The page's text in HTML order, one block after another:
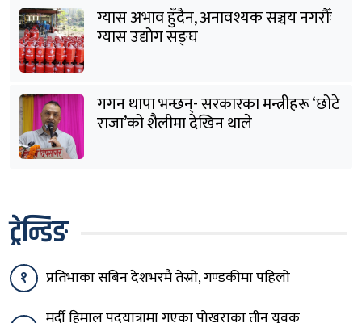
ग्यास अभाव हुँदैन, अनावश्यक सञ्चय नगरौँः
ग्यास उद्योग सङ्घ
गगन थापा भन्छन्- सरकारका मन्त्रीहरू ‘छोटे
राजा’को शैलीमा देखिन थाले
ट्रेन्डिङ
१ प्रतिभाका सबिन देशभरमै तेस्रो, गण्डकीमा पहिलो